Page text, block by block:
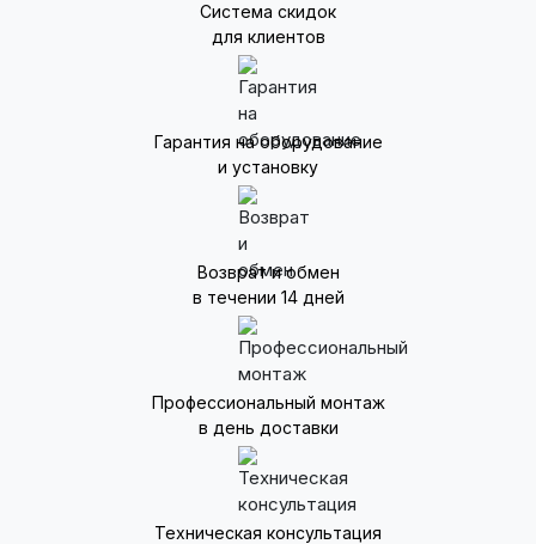
Система скидок
для клиентов
Гарантия на оборудование
и установку
Возврат и обмен
в течении 14 дней
Профессиональный монтаж
в день доставки
Техническая консультация